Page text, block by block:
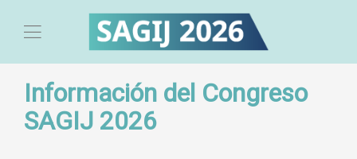
Información del Congreso
SAGIJ 2026